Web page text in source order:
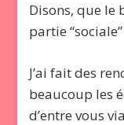
Disons, que le
partie
J’ai fait des
beaucoup les
d’entre vous